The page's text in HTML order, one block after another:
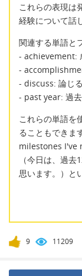
これらの表現は
経験について話
関連する単語と
- achievement:
-
- discuss: 論じ
- past year: 過
これらの単語を
ることもでき
milestones I've
（今日は、過
思います。）と
9 11209